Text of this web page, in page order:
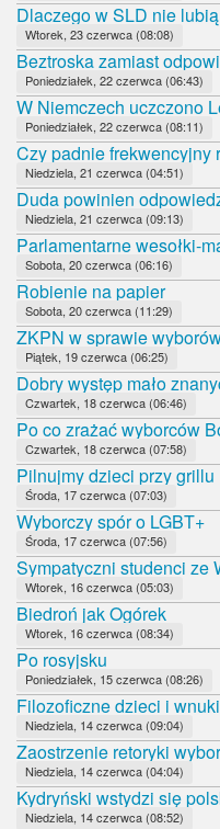
Dlaczego w SLD nie
Wtorek, 23 czerwca (08:08)
Beztroska zamiast
Poniedziałek, 22 czerwca (06:43)
W Niemczech uczczono
Poniedziałek, 22 czerwca (08:11)
Czy padnie frekwencyjny
Niedziela, 21 czerwca (04:51)
Duda powinien
Niedziela, 21 czerwca (09:13)
Parlamentarne wesołki-
Sobota, 20 czerwca (06:16)
Robienie na papier
Sobota, 20 czerwca (11:29)
ZKPN w sprawie
Piątek, 19 czerwca (06:25)
Dobry występ mało
Czwartek, 18 czerwca (06:46)
Po co zrażać wyborców
Czwartek, 18 czerwca (07:58)
Pilnujmy dzieci przy grillu
Środa, 17 czerwca (07:03)
Wyborczy spór o LGBT+
Środa, 17 czerwca (07:56)
Sympatyczni studenci ze
Wtorek, 16 czerwca (05:03)
Biedroń jak Ogórek
Wtorek, 16 czerwca (08:34)
Po rosyjsku
Poniedziałek, 15 czerwca (08:26)
Filozoficzne dzieci i
Niedziela, 14 czerwca (09:04)
Zaostrzenie retoryki
Niedziela, 14 czerwca (04:04)
Kydryński wstydzi się
Niedziela, 14 czerwca (08:52)